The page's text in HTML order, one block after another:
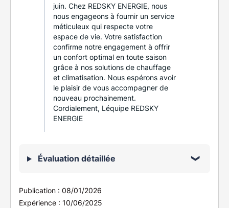
juin. Chez REDSKY ENERGIE, nous
nous engageons à fournir un service
méticuleux qui respecte votre
espace de vie. Votre satisfaction
confirme notre engagement à offrir
un confort optimal en toute saison
grâce à nos solutions de chauffage
et climatisation. Nous espérons avoir
le plaisir de vous accompagner de
nouveau prochainement.
Cordialement, Léquipe REDSKY
ENERGIE
Évaluation détaillée
Publication : 08/01/2026
Expérience : 10/06/2025